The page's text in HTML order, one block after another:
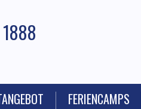
1888
FERIENCAMPS